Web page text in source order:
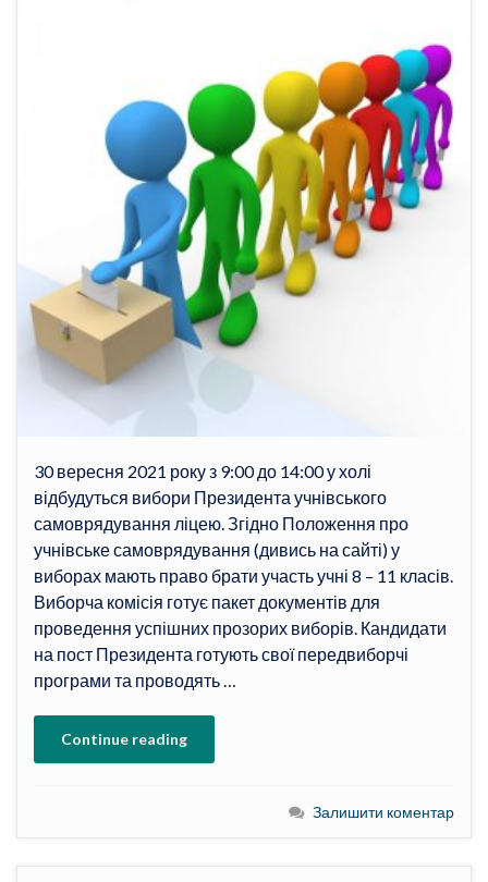
30 вересня 2021 року з 9:00 до 14:00 у холі
відбудуться вибори Президента учнівського
самоврядування ліцею. Згідно Положення про
учнівське самоврядування (дивись на сайті) у
виборах мають право брати участь учні 8 – 11 класів.
Виборча комісія готує пакет документів для
проведення успішних прозорих виборів. Кандидати
на пост Президента готують свої передвиборчі
програми та проводять …
Continue reading
Залишити коментар